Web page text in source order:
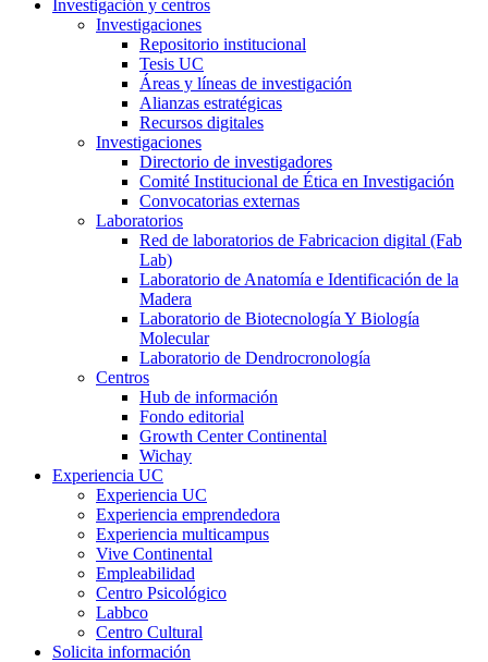
Investigación y centros
Investigaciones
Repositorio institucional
Tesis UC
Áreas y líneas de investigación
Alianzas estratégicas
Recursos digitales
Investigaciones
Directorio de investigadores
Comité Institucional de Ética en Investigación
Convocatorias externas
Laboratorios
Red de laboratorios de Fabricacion digital (Fab
Lab)
Laboratorio de Anatomía e Identificación de la
Madera
Laboratorio de Biotecnología Y Biología
Molecular
Laboratorio de Dendrocronología
Centros
Hub de información
Fondo editorial
Growth Center Continental
Wichay
Experiencia UC
Experiencia UC
Experiencia emprendedora
Experiencia multicampus
Vive Continental
Empleabilidad
Centro Psicológico
Labbco
Centro Cultural
Solicita información